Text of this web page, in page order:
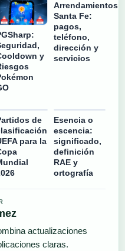
y
Arrendamientos
Santa Fe:
pagos,
teléfono,
dirección y
servicios
de
para la
Esencia o
escencia:
significado,
definición
RAE y
ortografía
actualizaciones
claras.